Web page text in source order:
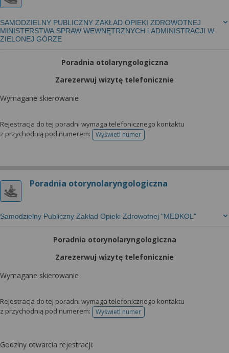
SAMODZIELNY PUBLICZNY ZAKŁAD OPIEKI ZDROWOTNEJ
MINISTERSTWA SPRAW WEWNĘTRZNYCH i ADMINISTRACJI W
ZIELONEJ GÓRZE
Poradnia otolaryngologiczna
Zarezerwuj wizytę telefonicznie
Wymagane skierowanie
Rejestracja do tej poradni wymaga telefonicznego kontaktu
z przychodnią pod numerem:
Wyświetl numertelefonu do rejestracji
Poradnia otorynolaryngologiczna
Samodzielny Publiczny Zakład Opieki Zdrowotnej "MEDKOL"
Poradnia otorynolaryngologiczna
Zarezerwuj wizytę telefonicznie
Wymagane skierowanie
Rejestracja do tej poradni wymaga telefonicznego kontaktu
z przychodnią pod numerem:
Wyświetl numertelefonu do rejestracji
Godziny otwarcia rejestracji: